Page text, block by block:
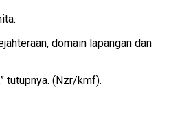
domain lapangan dan
tutupnya. (Nzr/kmf).